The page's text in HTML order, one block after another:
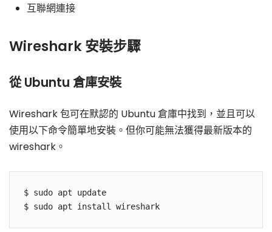
互聯網連接
Wireshark 安裝步驟
從 Ubuntu 倉庫安裝
Wireshark 包可在默認的 Ubuntu 倉庫中找到，並且可以
使用以下命令簡單地安裝。但你可能無法獲得最新版本的
wireshark。
$ sudo apt update